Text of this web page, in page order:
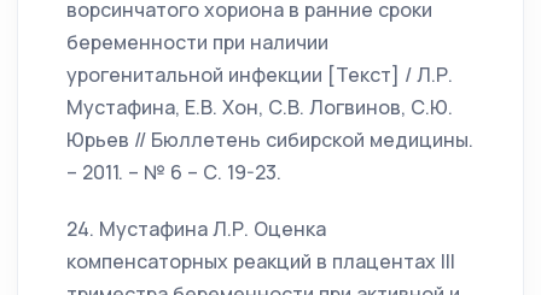
ворсинчатого хориона в ранние сроки
беременности при наличии
урогенитальной инфекции [Текст] / Л.Р.
Мустафина, Е.В. Хон, С.В. Логвинов, С.Ю.
Юрьев // Бюллетень сибирской медицины.
– 2011. – № 6 – С. 19-23.
24. Мустафина Л.Р. Оценка
компенсаторных реакций в плацентах III